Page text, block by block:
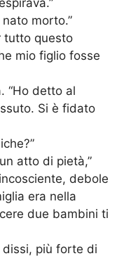
morto.”
tutto questo
mio figlio fosse
“Ho detto al
Si è fidato
atto di pietà,”
debole
era nella
due bambini ti
dissi, più forte di